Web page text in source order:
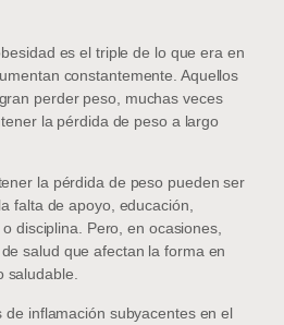
es el triple de lo que era en
constantemente. Aquellos
perder peso, muchas veces
la pérdida de peso a largo
la pérdida de peso pueden ser
falta de apoyo, educación,
disciplina. Pero, en ocasiones,
salud que afectan la forma en
saludable.
de inflamación subyacentes en el